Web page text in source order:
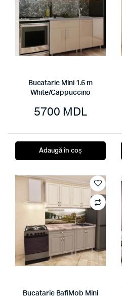
Bucatarie Mini 1.6 m
White/Cappuccino
5700 MDL
Adaugă în coș
Bucatarie BafiMob Mini